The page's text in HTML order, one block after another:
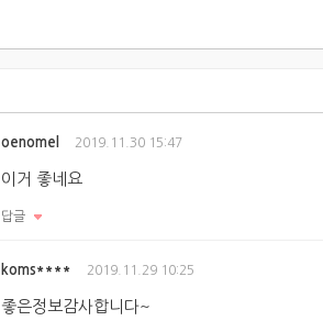
oenomel 2019.11.30 15:47
이거 좋네요
답글
koms**** 2019.11.29 10:25
좋은정보감사합니다~